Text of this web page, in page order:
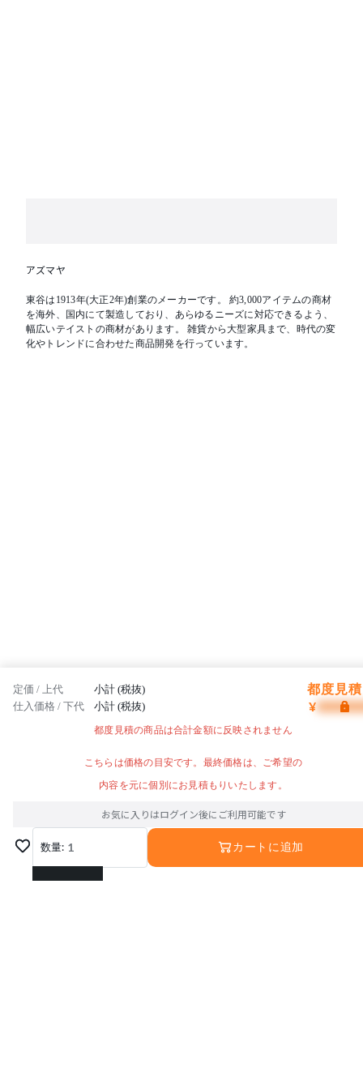
アズマヤ
東谷は1913年(大正2年)創業のメーカーです。 約3,000アイテムの商材
を海外、国内にて製造しており、あらゆるニーズに対応できるよう、
幅広いテイストの商材があります。 雑貨から大型家具まで、時代の変
化やトレンドに合わせた商品開発を行っています。
定価 / 上代 小計 (税抜) 都度見
仕入価格 / 下代 小計 (税抜) ¥
都度見積の商品は合計金額に反映されません
こちらは価格の目安です。最終価格は、ご希望の
内容を元に個別にお見積もりいたします。
お気に入りはログイン後にご利用可能です
数量: 1
1
カートに追加